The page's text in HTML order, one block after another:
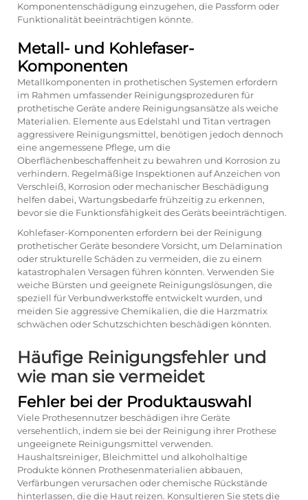
Komponentenschädigung einzugehen, die Passform oder
Funktionalität beeinträchtigen könnte.
Metall- und Kohlefaser-
Komponenten
Metallkomponenten in prothetischen Systemen erfordern
im Rahmen umfassender Reinigungsprozeduren für
prothetische Geräte andere Reinigungsansätze als weiche
Materialien. Elemente aus Edelstahl und Titan vertragen
aggressivere Reinigungsmittel, benötigen jedoch dennoch
eine angemessene Pflege, um die
Oberflächenbeschaffenheit zu bewahren und Korrosion zu
verhindern. Regelmäßige Inspektionen auf Anzeichen von
Verschleiß, Korrosion oder mechanischer Beschädigung
helfen dabei, Wartungsbedarfe frühzeitig zu erkennen,
bevor sie die Funktionsfähigkeit des Geräts beeinträchtigen.
Kohlefaser-Komponenten erfordern bei der Reinigung
prothetischer Geräte besondere Vorsicht, um Delamination
oder strukturelle Schäden zu vermeiden, die zu einem
katastrophalen Versagen führen könnten. Verwenden Sie
weiche Bürsten und geeignete Reinigungslösungen, die
speziell für Verbundwerkstoffe entwickelt wurden, und
meiden Sie aggressive Chemikalien, die die Harzmatrix
schwächen oder Schutzschichten beschädigen könnten.
Häufige Reinigungsfehler und
wie man sie vermeidet
Fehler bei der Produktauswahl
Viele Prothesennutzer beschädigen ihre Geräte
versehentlich, indem sie bei der Reinigung ihrer Prothese
ungeeignete Reinigungsmittel verwenden.
Haushaltsreiniger, Bleichmittel und alkoholhaltige
Produkte können Prothesenmaterialien abbauen,
Verfärbungen verursachen oder chemische Rückstände
hinterlassen, die die Haut reizen. Konsultieren Sie stets die